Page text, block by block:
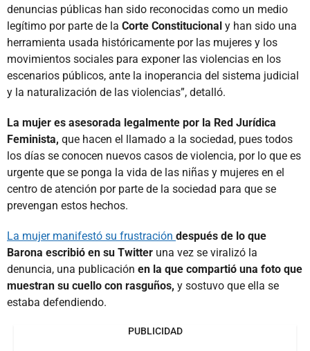
denuncias públicas han sido reconocidas como un medio
legítimo por parte de la Corte Constitucional y han sido una
herramienta usada históricamente por las mujeres y los
movimientos sociales para exponer las violencias en los
escenarios públicos, ante la inoperancia del sistema judicial
y la naturalización de las violencias”, detalló.
La mujer es asesorada legalmente por la Red Jurídica
Feminista, que hacen el llamado a la sociedad, pues todos
los días se conocen nuevos casos de violencia, por lo que es
urgente que se ponga la vida de las niñas y mujeres en el
centro de atención por parte de la sociedad para que se
prevengan estos hechos.
La mujer manifestó su frustración después de lo que
Barona escribió en su Twitter una vez se viralizó la
denuncia, una publicación en la que compartió una foto que
muestran su cuello con rasguños, y sostuvo que ella se
estaba defendiendo.
PUBLICIDAD